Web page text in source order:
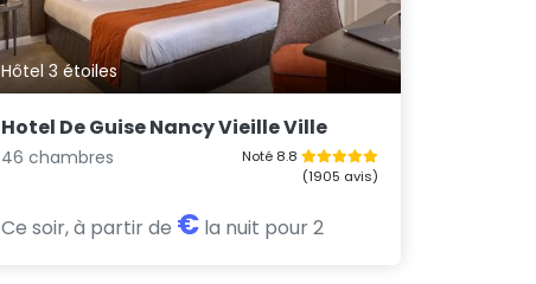
Hôtel 3 étoiles
Hotel De Guise Nancy Vieille Ville
46 chambres
Noté 8.8
(1905 avis)
Ce soir, à partir de € la nuit pour 2